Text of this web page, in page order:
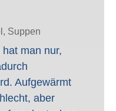
, Suppen
man nur,
Aufgewärmt
aber